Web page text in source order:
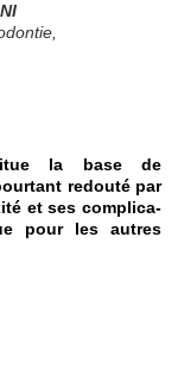
la base de
redouté par
et ses complica-
pour les autres